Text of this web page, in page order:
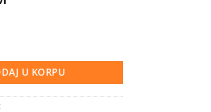
360° dopuna Energizing 2x450 količina
U KORPU